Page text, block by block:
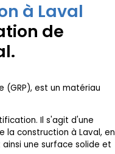
à Laval
de
est un matériau
Il s'agit d'une
la construction à Laval, en
une surface solide et